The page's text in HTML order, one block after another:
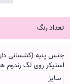
تعداد رنگ
جنس پنبه (کشسانی
استیکر روی لگ رندوم
سایز